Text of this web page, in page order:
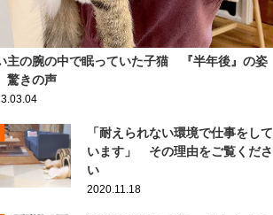
主の腕の中で眠っていた子猫 『半年後』の姿
驚きの声
「耐えられない環境で仕事をして
います」 その理由をご覧くださ
い
2020.11.18